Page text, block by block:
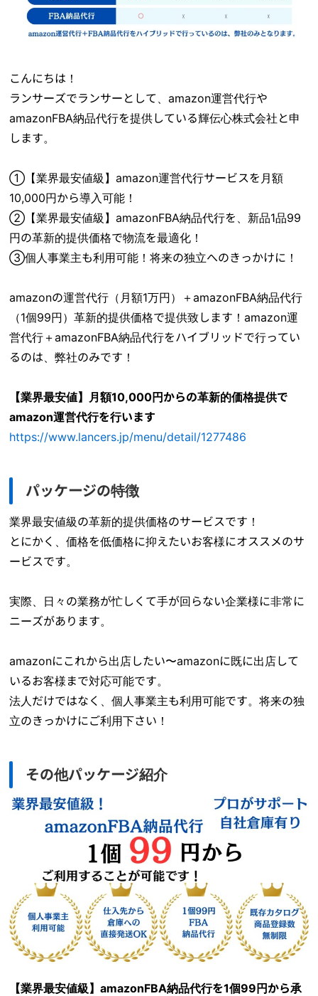
こんにちは！
ランサーズでランサーとして、amazon運営代行や
amazonFBA納品代行を提供している輝伝心株式会社と申
します。
①【業界最安値級】amazon運営代行サービスを月額
10,000円から導入可能！
②【業界最安値級】amazonFBA納品代行を、新品1品99
円の革新的提供価格で物流を最適化！
③個人事業主も利用可能！将来の独立へのきっかけに！
amazonの運営代行（月額1万円）＋amazonFBA納品代行
（1個99円）革新的提供価格で提供致します！amazon運
営代行＋amazonFBA納品代行をハイブリッドで行ってい
るのは、弊社のみです！
【業界最安値】月額10,000円からの革新的価格提供で
amazon運営代行を行います
https://www.lancers.jp/menu/detail/1277486
パッケージの特徴
業界最安値級の革新的提供価格のサービスです！
とにかく、価格を低価格に抑えたいお客様にオススメのサ
ービスです。
実際、日々の業務が忙しくて手が回らない企業様に非常に
ニーズがあります。
amazonにこれから出店したい〜amazonに既に出店して
いるお客様まで対応可能です。
法人だけではなく、個人事業主も利用可能です。将来の独
立のきっかけにご利用下さい！
その他パッケージ紹介
【業界最安値級】amazonFBA納品代行を1個99円から承